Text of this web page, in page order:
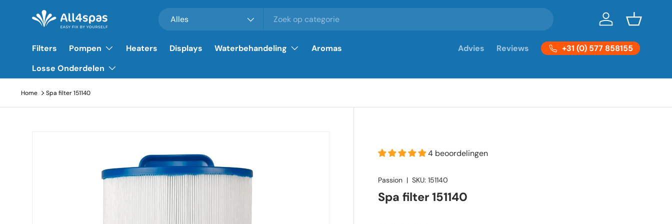
Ga naar inhoud Alles InloggenMandje
Filters Pompen Heaters Displays Waterbehandeling
Aromas
Losse Onderdelen
Advies Reviews +31 (0) 577 858155
Home Spa filter 151140
4 beoordelingen
Passion |SKU: 151140
Spa filter 151140